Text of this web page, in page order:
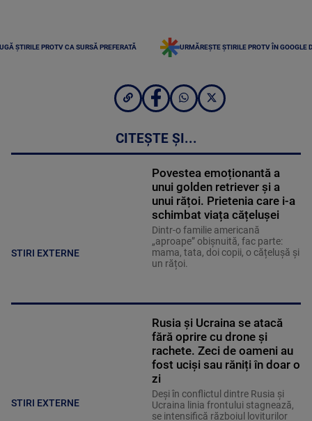
ȘTIRILE PROTV CA SURSĂ PREFERATĂ URMĂREȘTE ȘTIRILE PROTV ÎN GOOGLE
CITEȘTE ȘI...
STIRI EXTERNE
Povestea emoționantă a
unui golden retriever și a
unui rățoi. Prietenia care i-a
schimbat viața cățelușei
Dintr-o familie americană
„aproape” obișnuită, fac parte:
mama, tata, doi copii, o cățelușă și
un rățoi.
STIRI EXTERNE
Rusia și Ucraina se atacă
fără oprire cu drone și
rachete. Zeci de oameni au
fost uciși sau răniți în doar o
zi
Deși în conflictul dintre Rusia și
Ucraina linia frontului stagnează,
se intensifică războiul loviturilor